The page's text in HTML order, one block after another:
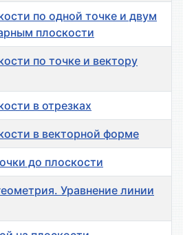
по одной точке и двум
плоскости
по точке и вектору
в отрезках
в векторной форме
до плоскости
Уравнение линии